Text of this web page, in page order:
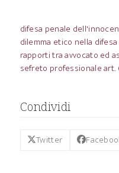
difesa penale
dilemma etico nella
rapporti tra avvocato ed
sefreto professionale art.
Condividi
Twitter